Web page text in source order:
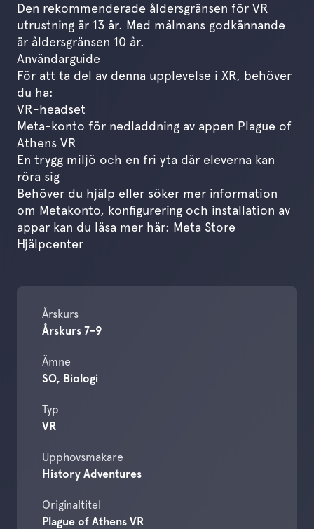
Den rekommenderade åldersgränsen för VR
utrustning är 13 år. Med målmans godkännande
är åldersgränsen 10 år.
Användarguide
För att ta del av denna upplevelse i XR, behöver
du ha:
VR-headset
Meta-konto för nedladdning av appen Plague of
Athens VR
En trygg miljö och en fri yta där eleverna kan
röra sig
Behöver du hjälp eller söker mer information
om Metakonto, konfigurering och installation av
appar kan du läsa mer här: Meta Store
Hjälpcenter
Årskurs
Årskurs 7-9
Ämne
SO, Biologi
Typ
VR
Upphovsmakare
History Adventures
Originaltitel
Plague of Athens VR